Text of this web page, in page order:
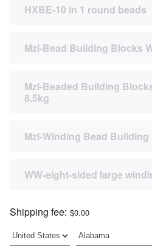
HXBE-10 in 1 round beads
Mzl-Bead Building Blocks
Mzl-Beaded Building
8.5kg
Mzl-Winding Bead
WW-eight-sided large
Shipping fee: $0.00